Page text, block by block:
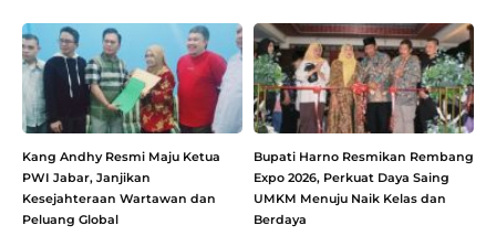
Kang Andhy Resmi Maju Ketua
PWI Jabar, Janjikan
Kesejahteraan Wartawan dan
Peluang Global
Bupati Harno Resmikan Rembang
Expo 2026, Perkuat Daya Saing
UMKM Menuju Naik Kelas dan
Berdaya